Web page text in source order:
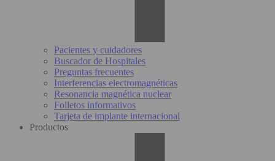
Pacientes y cuidadores
Buscador de Hospitales
Preguntas frecuentes
Interferencias electromagnéticas
Resonancia magnética nuclear
Folletos informativos
Tarjeta de implante internacional
Productos